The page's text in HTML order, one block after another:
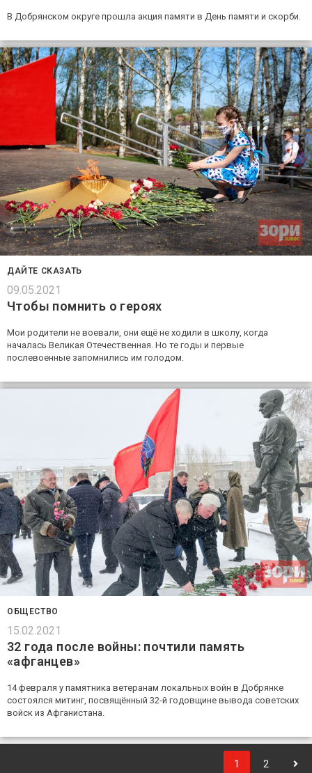
В Добрянском округе прошла акция памяти в День памяти и скорби.
ДАЙТЕ СКАЗАТЬ
09.05.2021
Чтобы помнить о героях
Мои родители не воевали, они ещё не ходили в школу, когда
началась Великая Отечественная. Но те годы и первые
послевоенные запомнились им голодом.
ОБЩЕСТВО
15.02.2021
32 года после войны: почтили память
«афганцев»
14 февраля у памятника ветеранам локальных войн в Добрянке
состоялся митинг, посвящённый 32-й годовщине вывода советских
войск из Афганистана.
1 2